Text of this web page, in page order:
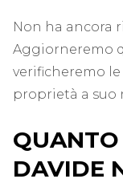
Non ha ancora
Aggiorneremo
verificheremo
proprietà a suo
DAVIDE